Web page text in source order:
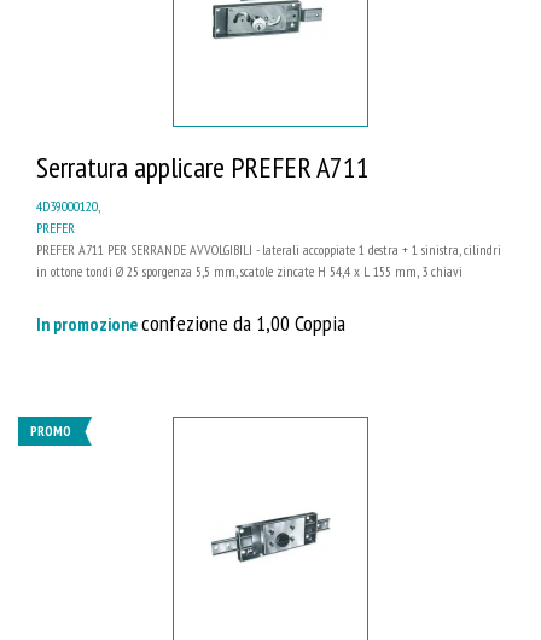
Serratura applicare PREFER A711
4D39000120
PREFER
PREFER A711 PER SERRANDE AVVOLGIBILI - laterali accoppiate 1 destra + 1 sinistra, cilindri
in ottone tondi Ø 25 sporgenza 5,5 mm, scatole zincate H 54,4 x L 155 mm, 3 chiavi
In promozioneconfezione da 1,00 Coppia
PROMO